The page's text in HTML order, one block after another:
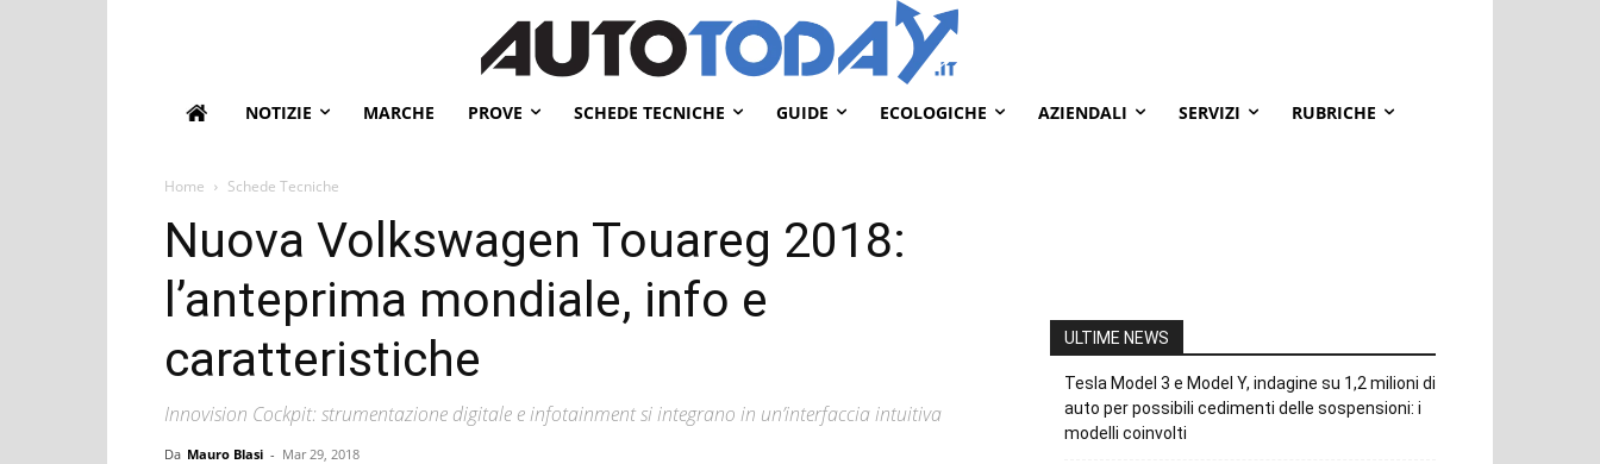
NOTIZIE MARCHE PROVE SCHEDE TECNICHE GUIDE ECOLOGICHE AZIENDALI SERVIZI RUBRICHE
Home Schede Tecniche
Nuova Volkswagen Touareg 2018:
l’anteprima mondiale, info e
caratteristiche
Innovision Cockpit: strumentazione digitale e infotainment si integrano in un’interfaccia intuitiva
Da Mauro Blasi - Mar 29, 2018
ULTIME NEWS
Tesla Model 3 e Model Y, indagine su 1,2 milioni di
auto per possibili cedimenti delle sospensioni: i
modelli coinvolti